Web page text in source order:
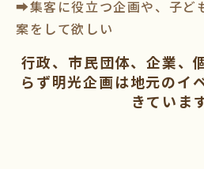
➡集客に役立つ企画や、子ど
案をして欲しい
行政、市民団体、企業、
らず明光企画は地元のイ
きています